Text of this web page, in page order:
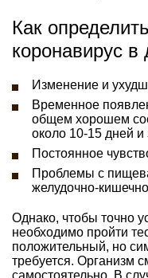
Как
коронавирус
Изменение и
Временное
общем хорошем
около 10-15 дней и
Постоянное
Проблемы с
желудочно-
Однако, чтобы точно
необходимо пройти
положительный, но
требуется. Организм
самостоятельно. В